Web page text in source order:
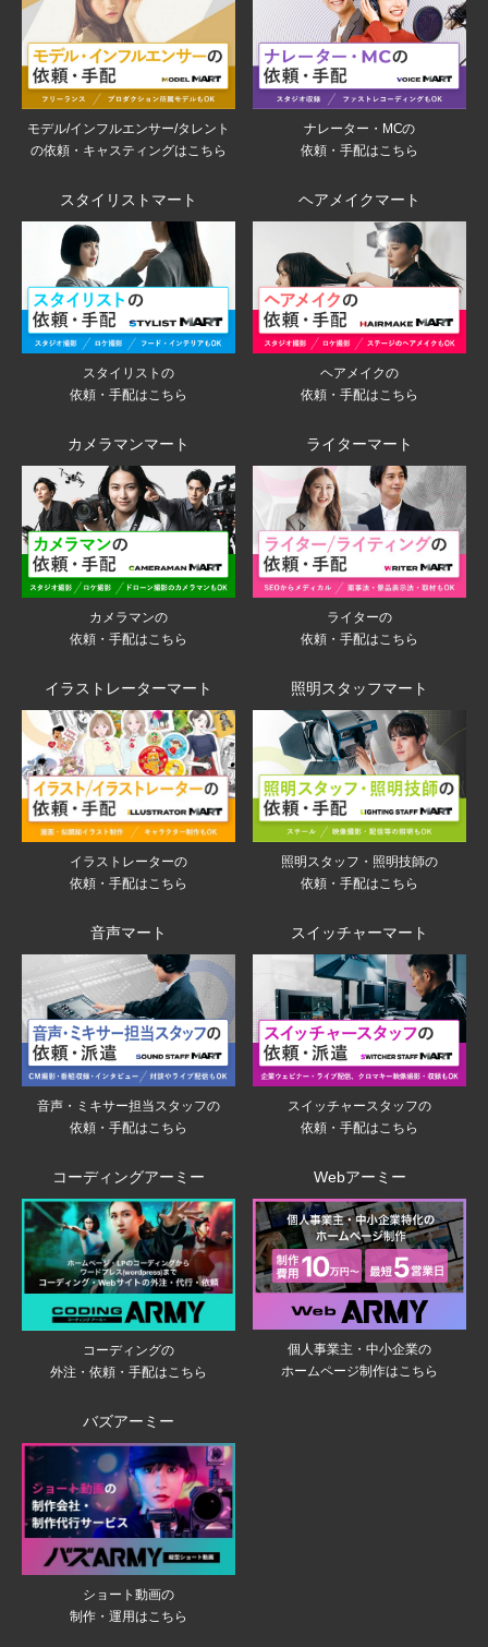
モデル/インフルエンサー/タレント
の依頼・キャスティングはこちら
ナレーター・MCの
依頼・手配はこちら
スタイリストマート
スタイリストの
依頼・手配はこちら
ヘアメイクマート
ヘアメイクの
依頼・手配はこちら
カメラマンマート
カメラマンの
依頼・手配はこちら
ライターマート
ライターの
依頼・手配はこちら
イラストレーターマート
イラストレーターの
依頼・手配はこちら
照明スタッフマート
照明スタッフ・照明技師の
依頼・手配はこちら
音声マート
音声・ミキサー担当スタッフの
依頼・手配はこちら
スイッチャーマート
スイッチャースタッフの
依頼・手配はこちら
コーディングアーミー
コーディングの
外注・依頼・手配はこちら
Webアーミー
個人事業主・中小企業の
ホームページ制作はこちら
バズアーミー
ショート動画の
制作・運用はこちら